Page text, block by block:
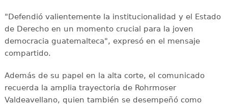
"Defendió valientemente la institucionalidad y el Estado
de Derecho en un momento crucial para la joven
democracia guatemalteca", expresó en el mensaje
compartido.
Además de su papel en la alta corte, el comunicado
recuerda la amplia trayectoria de Rohrmoser
Valdeavellano, quien también se desempeñó como